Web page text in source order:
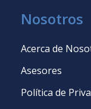
Nosotros
Acerca de
Asesores
Política de